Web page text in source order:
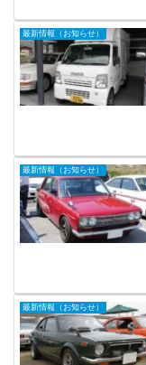
最新情報（お知らせ）
最新情報（お知らせ）
最新情報（お知らせ）